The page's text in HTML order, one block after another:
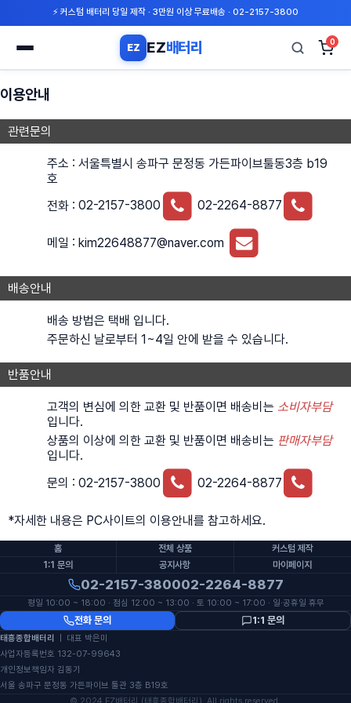
⚡ 커스텀 배터리 당일 제작 · 3만원 이상 무료배송 · 02-2157-3800
EZ EZ배터리 0
색
이용안내
관련문의
주소 : 서울특별시 송파구 문정동 가든파이브툴동3층 b19
호
전화 : 02-2157-3800 02-2264-8877
메일 : kim22648877@naver.com
배송안내
배송 방법은 택배 입니다.
주문하신 날로부터 1~4일 안에 받을 수 있습니다.
반품안내
고객의 변심에 의한 교환 및 반품이면 배송비는 소비자부담
입니다.
상품의 이상에 의한 교환 및 반품이면 배송비는 판매자부담
입니다.
문의 : 02-2157-3800 02-2264-8877
*자세한 내용은 PC사이트의 이용안내를 참고하세요.
홈 전체 상품
커스텀 제작
1:1 문의
공지사항 마이페이지
02-2157-380002-2264-8877
평일 10:00 ~ 18:00 · 점심 12:00 ~ 13:00 · 토 10:00 ~ 17:00 · 일·공휴일 휴무
전화 문의 1:1 문의
태흥종합배터리
| 대표 박은미
사업자등록번호 132-07-99643
개인정보책임자 김동기
서울 송파구 문정동 가든파이브 툴관 3층 B19호
© 2024 EZ배터리 (태흥종합배터리). All rights reserved.